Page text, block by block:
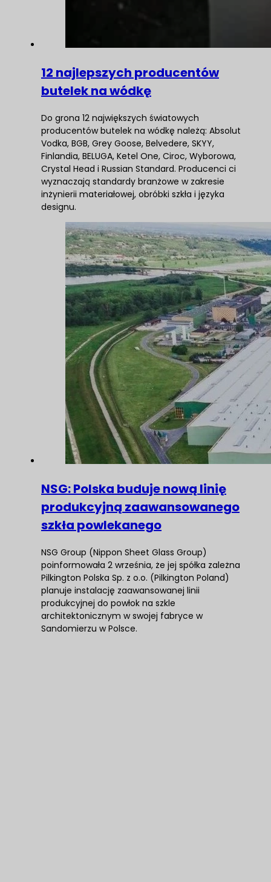
12 najlepszych producentów
butelek na wódkę
Do grona 12 największych światowych
producentów butelek na wódkę należą: Absolut
Vodka, BGB, Grey Goose, Belvedere, SKYY,
Finlandia, BELUGA, Ketel One, Ciroc, Wyborowa,
Crystal Head i Russian Standard. Producenci ci
wyznaczają standardy branżowe w zakresie
inżynierii materiałowej, obróbki szkła i języka
designu.
NSG: Polska buduje nową linię
produkcyjną zaawansowanego
szkła powlekanego
NSG Group (Nippon Sheet Glass Group)
poinformowała 2 września, że jej spółka zależna
Pilkington Polska Sp. z o.o. (Pilkington Poland)
planuje instalację zaawansowanej linii
produkcyjnej do powłok na szkle
architektonicznym w swojej fabryce w
Sandomierzu w Polsce.